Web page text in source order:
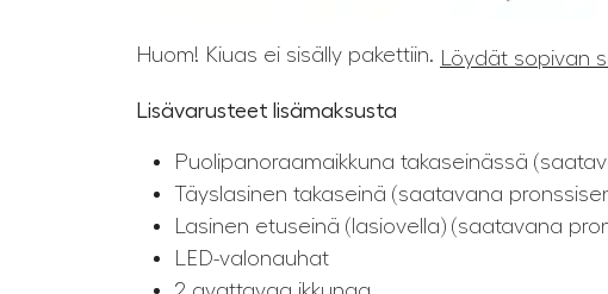
Huom! Kiuas ei sisälly pakettiin. Löydät sopivan
Lisävarusteet lisämaksusta
Puolipanoraamaikkuna takaseinässä
Täyslasinen takaseinä (saatavana
Lasinen etuseinä (lasiovella) (saatavana
LED-valonauhat